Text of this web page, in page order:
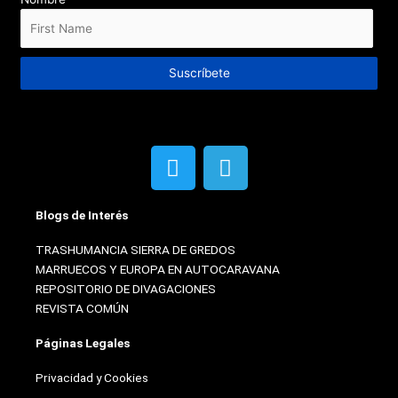
Suscríbete
T
w
t
e
r
T
e
g
r
Blogs de Interés
TRASHUMANCIA SIERRA DE GREDOS
MARRUECOS Y EUROPA EN AUTOCARAVANA
REPOSITORIO DE DIVAGACIONES
REVISTA COMÚN
Páginas Legales
Privacidad y Cookies